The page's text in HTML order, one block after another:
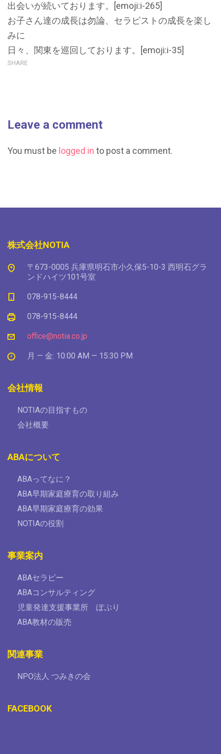
出会いが続いております。[emoji:i-265]
お子さん達の成長は勿論、セラピストの成長を楽し
みに
日々、関東を巡回しております。[emoji:i-35]
SHARE
Leave a comment
You must be logged in to post a comment.
株式会社NOTIA
〒673-0005 兵庫県明石市小久保5-10-3 西明石グラ
ンドハイツ101号室
078-915-8444
078-915-8444
office@notia.co.jp
月 — 金: 10:00 AM — 15:30 PM
会社情報
NOTIAの目指すもの
会社概要
ABAについて
ABAってなに？
ABA早期家庭療育の取り組み
ABA早期家庭療育の効果
NOTIAの役割
事業案内
ABAセラピー
ABAコンサルティング
児童発達支援事業所 ぽぷり
ABA教材の販売
関連事業
NPO法人 つみきの会
FACEBOOK